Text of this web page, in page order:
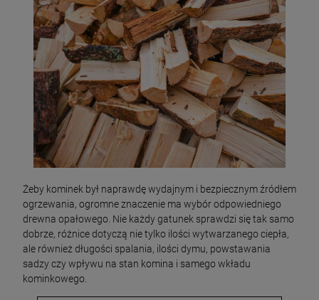
Żeby kominek był naprawdę wydajnym i bezpiecznym źródłem
ogrzewania, ogromne znaczenie ma wybór odpowiedniego
drewna opałowego. Nie każdy gatunek sprawdzi się tak samo
dobrze, różnice dotyczą nie tylko ilości wytwarzanego ciepła,
ale również długości spalania, ilości dymu, powstawania
sadzy czy wpływu na stan komina i samego wkładu
kominkowego.